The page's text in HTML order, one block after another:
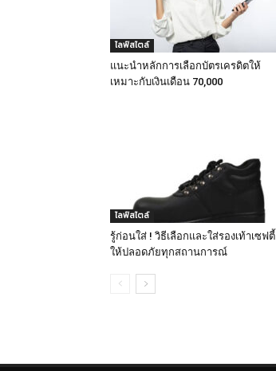
ไลฟ์สไตล์
แนะนำหลักการเลือกบัตรเครดิตให้
เหมาะกับเงินเดือน 70,000
ไลฟ์สไตล์
รู้ก่อนใส่ ! วิธีเลือกและใส่รองเท้าเซฟตี้
ให้ปลอดภัยทุกสถานการณ์